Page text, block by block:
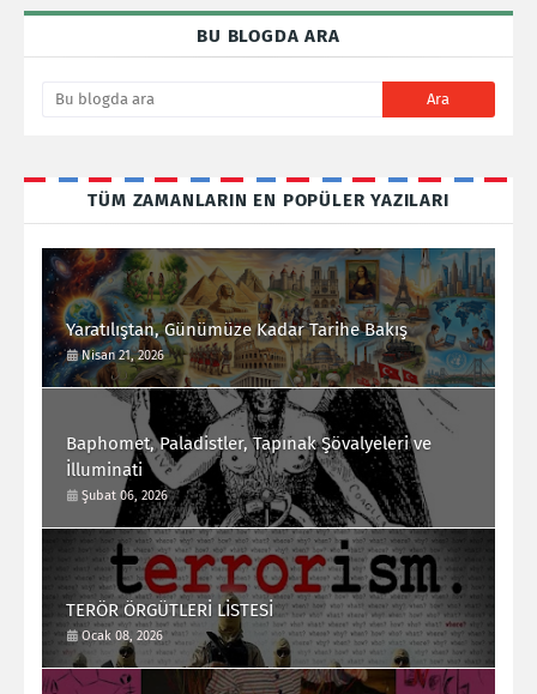
BU BLOGDA ARA
TÜM ZAMANLARIN EN POPÜLER YAZILARI
Yaratılıştan, Günümüze Kadar Tarihe Bakış
Nisan 21, 2026
Baphomet, Paladistler, Tapınak Şövalyeleri ve
İlluminati
Şubat 06, 2026
TERÖR ÖRGÜTLERİ LİSTESİ
Ocak 08, 2026